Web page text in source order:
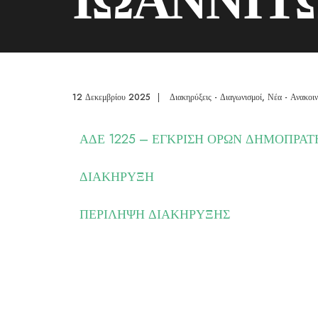
12 Δεκεμβρίου 2025 | Διακηρύξεις - Διαγωνισμοί, Νέα -
ΑΔΕ 1225 – ΕΓΚΡΙΣΗ ΟΡΩΝ
ΔΙΑΚΗΡΥΞΗ
ΠΕΡΙΛΗΨΗ ΔΙΑΚΗΡΥΞΗΣ